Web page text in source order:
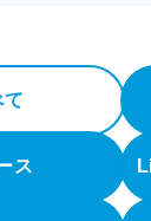
ス